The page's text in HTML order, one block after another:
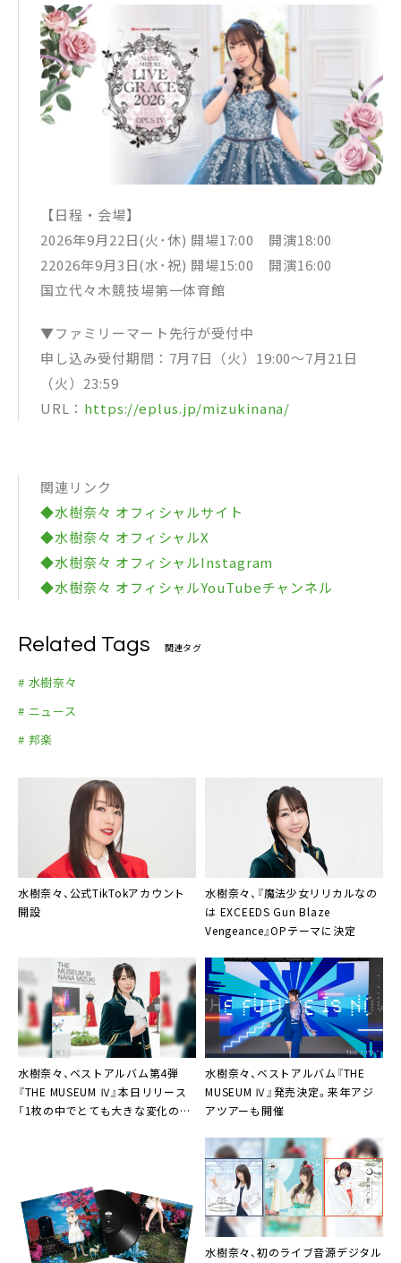
MC3
Brilliant Star
Blueprint
SHORT MOVIE
Take a shot
Virtual Cruiser
それでも君を想い出すから-again-
MC4
Justice to Believe
ツバサ
＜ENCORE＞
ETERNAL BLAZE
深愛
MC6
Awesome！
MC7
Vitalization
LINE UP
＜W ENCORE＞
innocent starter
ENDING
2026.2.15 香港・マクファーソン・スタジアム
OPENING MOVIE
UNLIMITED BEAT
Orchestral Fantasia
Moment of Truth
MC1
Pray
Cherry Boys SHOWCASE
拍動
アオイイロ
New Sensation
フロンティアジャッジメント
Synchrogazer
深愛
Blueprint
SHORT MOVIE
Take a shot
Virtual Cruiser
それでも君を想い出すから-again-
MC4
Justice to Believe
ツバサ
＜ENCORE＞
ETERNAL BLAZE
Astrogation
MC6
Awesome！
POP MASTER
MC7
Vitalization
LINE UP
・NANA MIZUKI LIVE VISION
[DAY2] 2026.1.24 TOYOTA ARENA TOKYO
エデン
BRIGHT STREAM
Young Alive!
【日程・会場】
2026年9月22日(火･休) 開場17:00 開演18:00
22026年9月3日(水･祝) 開場15:00 開演16:00
国立代々木競技場第一体育館
▼ファミリーマート先行が受付中
申し込み受付期間：7月7日（火）19:00〜7月21日
（火）23:59
URL： https://eplus.jp/mizukinana/
関連リンク
◆水樹奈々 オフィシャルサイト
◆水樹奈々 オフィシャルX
◆水樹奈々 オフィシャルInstagram
◆水樹奈々 オフィシャルYouTubeチャンネル
Related Tags 関連タグ
# 水樹奈々
# ニュース
# 邦楽
水樹奈々、公式TikTokアカウント
開設
水樹奈々、『魔法少女リリカルなの
は EXCEEDS Gun Blaze
Vengeance』OPテーマに決定
水樹奈々、ベストアルバム第4弾
『THE MUSEUM Ⅳ』本日リリース
「1枚の中でとても大きな変化のあ
水樹奈々、ベストアルバム『THE
MUSEUM Ⅳ』発売決定。来年アジ
アツアーも開催
水樹奈々、初のライブ音源デジタル